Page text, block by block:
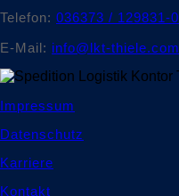
Telefon: 036373 / 129831-0
E-Mail: info@lkt-thiele.com
Impressum
Datenschutz
Karriere
Kontakt